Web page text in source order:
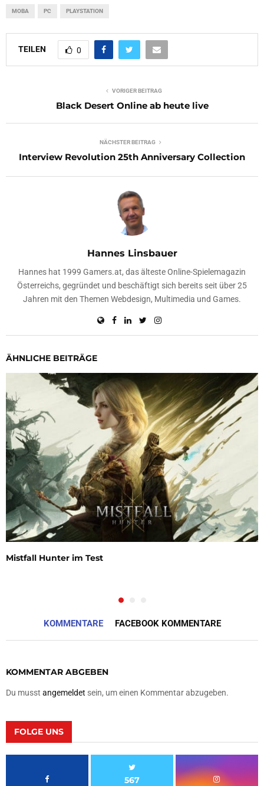
MOBA PC PLAYSTATION
TEILEN 0
VORIGER BEITRAG
Black Desert Online ab heute live
NÄCHSTER BEITRAG
Interview Revolution 25th Anniversary Collection
Hannes Linsbauer
Hannes hat 1999 Gamers.at, das älteste Online-Spielemagazin
Österreichs, gegründet und beschäftigt sich bereits seit über 25
Jahren mit den Themen Webdesign, Multimedia und Games.
ÄHNLICHE BEITRÄGE
Mistfall Hunter im Test
KOMMENTARE FACEBOOK KOMMENTARE
KOMMENTAR ABGEBEN
Du musst angemeldet sein, um einen Kommentar abzugeben.
FOLGE UNS
567